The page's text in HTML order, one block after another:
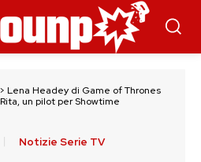
Lena Headey di Game of Thrones
un pilot per Showtime
Notizie Serie TV